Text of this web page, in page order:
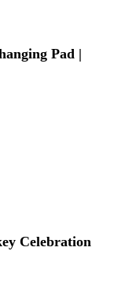
Pad |
Celebration